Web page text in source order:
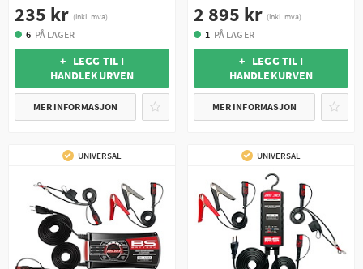
235 kr (inkl. mva)
6 PÅ LAGER
+ LEGG TIL I
HANDLEKURVEN
MER INFORMASJON
2 895 kr (inkl. mva)
1 PÅ LAGER
+ LEGG TIL I
HANDLEKURVEN
MER INFORMASJON
UNIVERSAL UNIVERSAL